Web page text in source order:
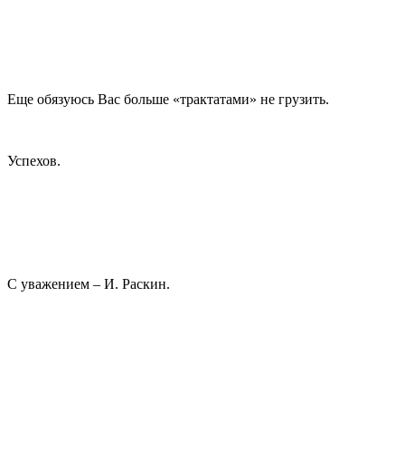
Еще обязуюсь Вас больше «трактатами» не грузить.
Успехов.
С уважением – И. Раскин.